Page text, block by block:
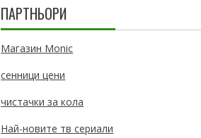
ПАРТНЬОРИ
Магазин Monic
сенници цени
чистачки за кола
Най-новите тв сериали